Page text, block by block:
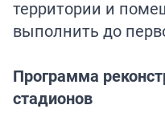
территории и
выполнить до
Программа
стадионов